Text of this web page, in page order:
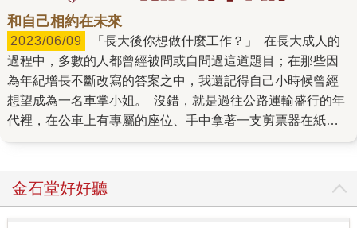
和自己相約在未來
2023/06/09
過程中，多數的人都曾經被問或自問過這道題目；在那些因
為年紀增長不斷改寫的答案之中，我還記得自己小時候曾經
想望成為一名車掌小姐。 沒錯，就是過往公路運輸盛行的年
代裡，在公車上有專屬的座位、手中拿著一支剪票器在紙本
票券出現之後逐漸消逝，成為臺灣人心中共同的時代回憶之
一。 那個時候的我怎麼也沒有想到，一個看似神氣的工作，
有一天會成為時代的眼淚；就像那個時代的人怎麼也沒有想
金石堂好好聽